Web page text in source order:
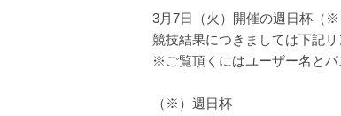
3月7日（火）開催の週日杯（※
競技結果につきましては下記
※ご覧頂くにはユーザー名とパ
（※）週日杯